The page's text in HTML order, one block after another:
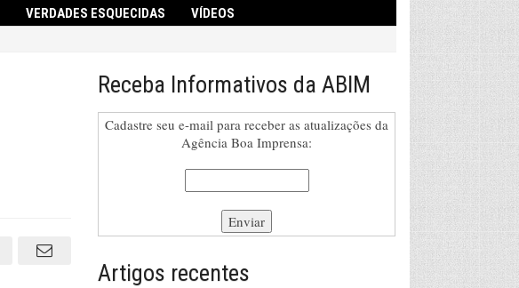
VERDADES ESQUECIDAS VÍDEOS
Receba Informativos da ABIM
Cadastre seu e-mail para receber as atualizações da
Agência Boa Imprensa:
Artigos recentes